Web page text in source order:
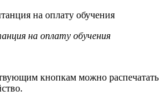
на оплату обучения
кнопкам можно распечатать